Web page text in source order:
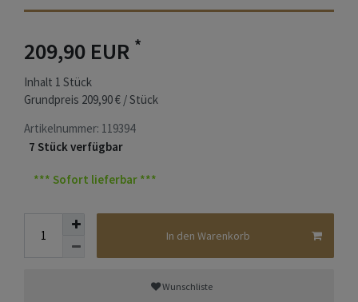
209,90 EUR *
Inhalt 1 Stück
Grundpreis 209,90 € / Stück
Artikelnummer: 119394
7 Stück verfügbar
*** Sofort lieferbar ***
In den Warenkorb
Wunschliste